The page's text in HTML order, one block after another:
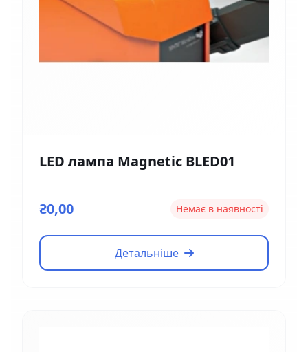
LED лампа Magnetic BLED01
₴0,00 Немає в наявності
Детальніше